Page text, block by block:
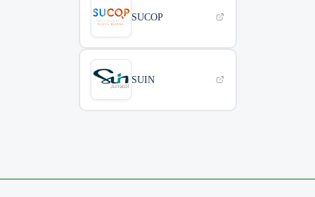
SUCOP
SUIN